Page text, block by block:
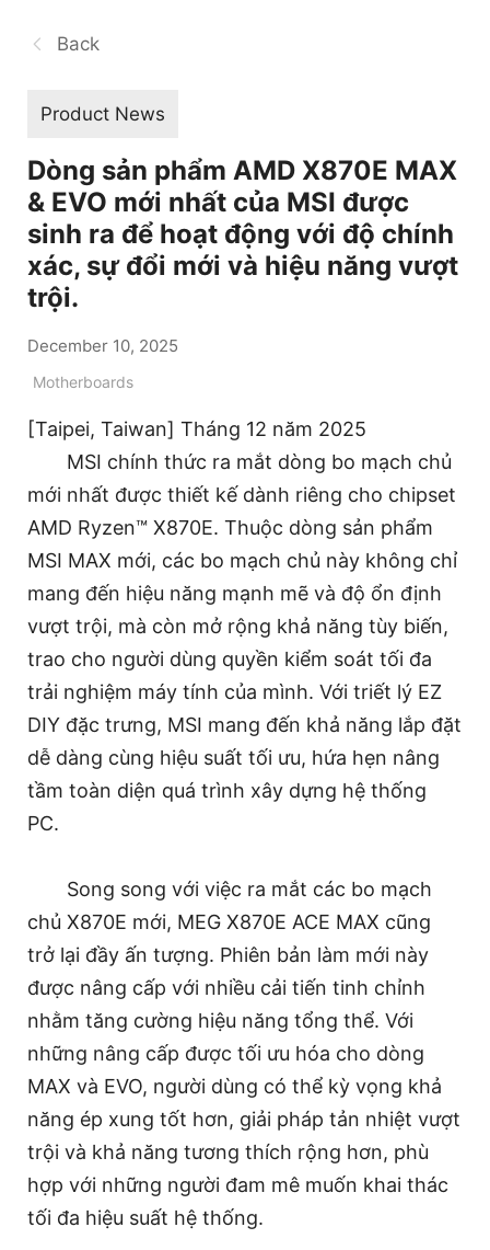
Back
Product News
Dòng sản phẩm AMD X870E MAX
& EVO mới nhất của MSI được
sinh ra để hoạt động với độ chính
xác, sự đổi mới và hiệu năng vượt
trội.
December 10, 2025
Motherboards
[Taipei, Taiwan] Tháng 12 năm 2025
MSI chính thức ra mắt dòng bo mạch chủ
mới nhất được thiết kế dành riêng cho chipset
AMD Ryzen™ X870E. Thuộc dòng sản phẩm
MSI MAX mới, các bo mạch chủ này không chỉ
mang đến hiệu năng mạnh mẽ và độ ổn định
vượt trội, mà còn mở rộng khả năng tùy biến,
trao cho người dùng quyền kiểm soát tối đa
trải nghiệm máy tính của mình. Với triết lý EZ
DIY đặc trưng, MSI mang đến khả năng lắp đặt
dễ dàng cùng hiệu suất tối ưu, hứa hẹn nâng
tầm toàn diện quá trình xây dựng hệ thống
PC.
Song song với việc ra mắt các bo mạch
chủ X870E mới, MEG X870E ACE MAX cũng
trở lại đầy ấn tượng. Phiên bản làm mới này
được nâng cấp với nhiều cải tiến tinh chỉnh
nhằm tăng cường hiệu năng tổng thể. Với
những nâng cấp được tối ưu hóa cho dòng
MAX và EVO, người dùng có thể kỳ vọng khả
năng ép xung tốt hơn, giải pháp tản nhiệt vượt
trội và khả năng tương thích rộng hơn, phù
hợp với những người đam mê muốn khai thác
tối đa hiệu suất hệ thống.